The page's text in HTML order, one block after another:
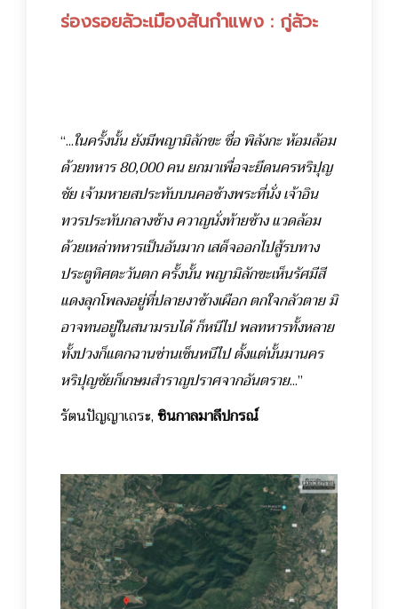
ร่องรอยลัวะเมืองสันกำแพง : กู่ลัวะ
“...ในครั้งนั้น ยังมีพญามิลักขะ ชื่อ พิลังกะ ห้อมล้อม
ด้วยทหาร 80,000 คน ยกมาเพื่อจะยึดนครหริปุญ
ชัย เจ้ามหายสประทับบนคอช้างพระที่นั่ง เจ้าอิน
ทวรประทับกลางช้าง ควาญนั่งท้ายช้าง แวดล้อม
ด้วยเหล่าทหารเป็นอันมาก เสด็จออกไปสู้รบทาง
ประตูทิศตะวันตก ครั้งนั้น พญามิลักขะเห็นรัศมีสี
แดงลุกโพลงอยู่ที่ปลายงาช้างเผือก ตกใจกลัวตาย มิ
อาจทนอยู่ในสนามรบได้ ก็หนีไป พลทหารทั้งหลาย
ทั้งปวงก็แตกฉานซ่านเซ็นหนีไป ตั้งแต่นั้นมานคร
หริปุญชัยก็เกษมสำราญปราศจากอันตราย...”
รัตนปัญญาเถระ,ชินกาลมาลีปกรณ์